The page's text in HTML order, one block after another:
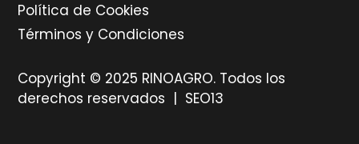
Política de Cookies
Términos y Condiciones
Copyright © 2025 RINOAGRO. Todos los
derechos reservados | SEO13